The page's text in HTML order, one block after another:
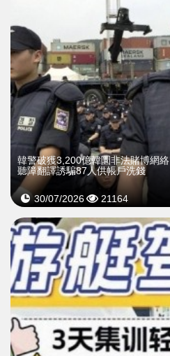
韓警破獲3,200億韓圜非法賭博網絡
聽障翻譯誘騙87人供帳戶洗錢
30/07/2026 21164